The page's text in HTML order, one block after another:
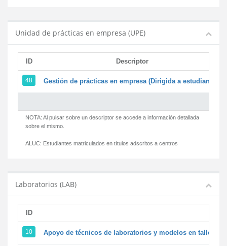
Unidad de prácticas en empresa (UPE)
ID Descriptor
48 Gestión de prácticas en empresa (Dirigida a estudiantes)
NOTA: Al pulsar sobre un descriptor se accede a información detallada
sobre el mismo.
ALUC: Estudiantes matriculados en títulos adscritos a centros
Laboratorios (LAB)
ID
10 Apoyo de técnicos de laboratorios y modelos en